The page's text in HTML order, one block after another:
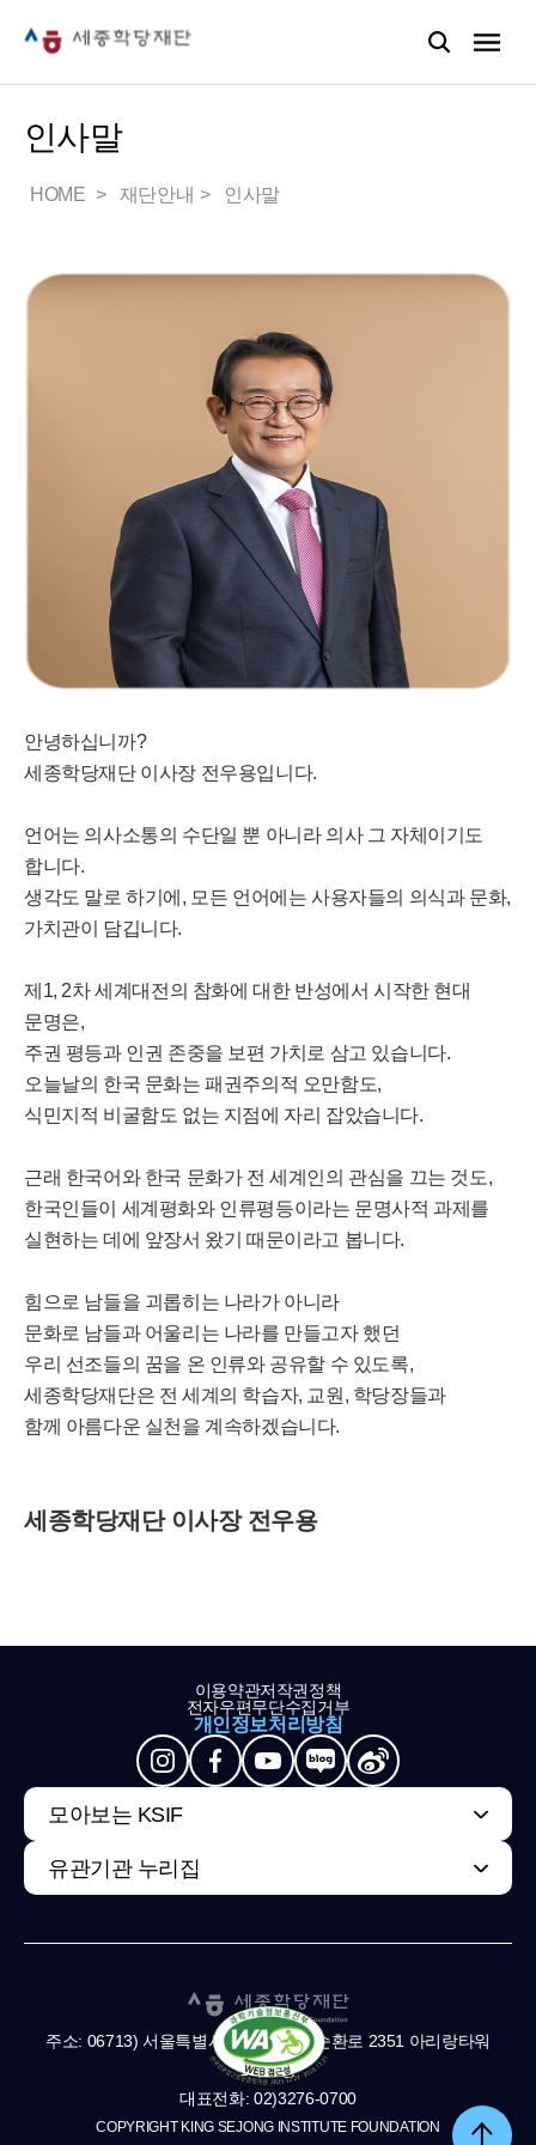
인사말
HOME 재단안내 인사말
안녕하십니까?
세종학당재단 이사장 전우용입니다.
언어는 의사소통의 수단일 뿐 아니라 의사 그 자체이기도
합니다.
생각도 말로 하기에, 모든 언어에는 사용자들의 의식과 문화,
가치관이 담깁니다.
제1, 2차 세계대전의 참화에 대한 반성에서 시작한 현대
문명은,
주권 평등과 인권 존중을 보편 가치로 삼고 있습니다.
오늘날의 한국 문화는 패권주의적 오만함도,
식민지적 비굴함도 없는 지점에 자리 잡았습니다.
근래 한국어와 한국 문화가 전 세계인의 관심을 끄는 것도,
한국인들이 세계평화와 인류평등이라는 문명사적 과제를
실현하는 데에 앞장서 왔기 때문이라고 봅니다.
힘으로 남들을 괴롭히는 나라가 아니라
문화로 남들과 어울리는 나라를 만들고자 했던
우리 선조들의 꿈을 온 인류와 공유할 수 있도록,
세종학당재단은 전 세계의 학습자, 교원, 학당장들과
함께 아름다운 실천을 계속하겠습니다.
세종학당재단 이사장 전우용
이용약관저작권정책
전자우편무단수집거부
개인정보처리방침
모아보는 KSIF
유관기관 누리집
주소: 06713) 서울특별시 서초구 남부순환로 2351 아리랑타워
11,13층
대표전화: 02)3276-0700
COPYRIGHT KING SEJONG INSTITUTE FOUNDATION